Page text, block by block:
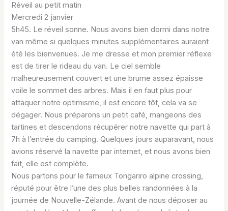
Réveil au petit matin
Mercredi 2 janvier
5h45. Le réveil sonne. Nous avons bien dormi dans notre
van même si quelques minutes supplémentaires auraient
été les bienvenues. Je me dresse et mon premier réflexe
est de tirer le rideau du van. Le ciel semble
malheureusement couvert et une brume assez épaisse
voile le sommet des arbres. Mais il en faut plus pour
attaquer notre optimisme, il est encore tôt, cela va se
dégager. Nous préparons un petit café, mangeons des
tartines et descendons récupérer notre navette qui part à
7h à l’entrée du camping. Quelques jours auparavant, nous
avions réservé la navette par internet, et nous avons bien
fait, elle est complète.
Nous partons pour le fameux Tongariro alpine crossing,
réputé pour être l’une des plus belles randonnées à la
journée de Nouvelle-Zélande. Avant de nous déposer au